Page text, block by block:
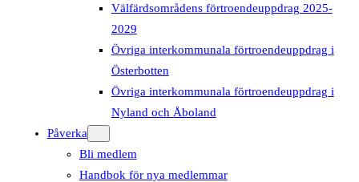
Välfärdsområdens förtroendeuppdrag 2025-
2029
Övriga interkommunala förtroendeuppdrag i
Österbotten
Övriga interkommunala förtroendeuppdrag i
Nyland och Åboland
Påverka
Bli medlem
Handbok för nya medlemmar